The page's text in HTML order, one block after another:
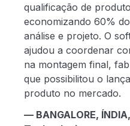
qualificação de
economizando 60%
análise e projeto. O
ajudou a coordenar
na montagem final,
que possibilitou o
produto no mercado.
— BANGALORE,